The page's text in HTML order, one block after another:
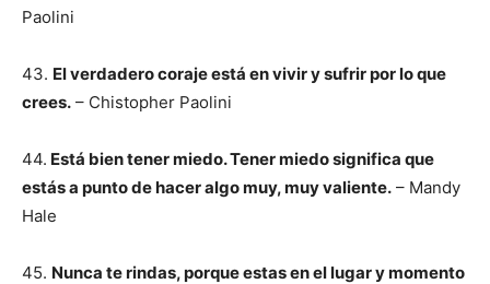
Paolini
43. El verdadero coraje está en vivir y sufrir por lo que
crees. – Chistopher Paolini
44. Está bien tener miedo. Tener miedo significa que
estás a punto de hacer algo muy, muy valiente. – Mandy
Hale
45. Nunca te rindas, porque estas en el lugar y momento